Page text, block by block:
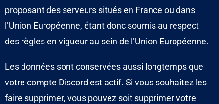
proposant des serveurs situés en France ou dans
l’Union Européenne, étant donc soumis au respect
des règles en vigueur au sein de l’Union Européenne.
Les données sont conservées aussi longtemps que
votre compte Discord est actif. Si vous souhaitez les
faire supprimer, vous pouvez soit supprimer votre